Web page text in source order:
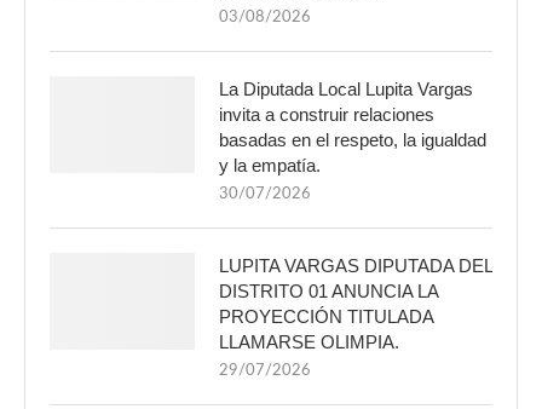
03/08/2026
La Diputada Local Lupita Vargas
invita a construir relaciones
basadas en el respeto, la igualdad
y la empatía.
30/07/2026
LUPITA VARGAS DIPUTADA DEL
DISTRITO 01 ANUNCIA LA
PROYECCIÓN TITULADA
LLAMARSE OLIMPIA.
29/07/2026